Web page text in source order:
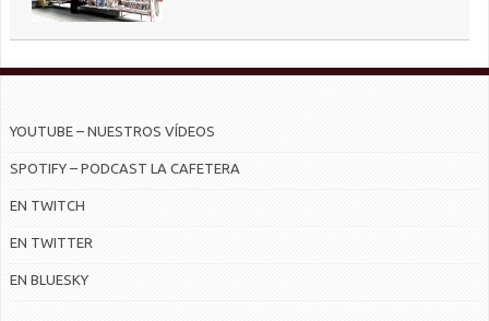
YOUTUBE – NUESTROS VÍDEOS
SPOTIFY – PODCAST LA CAFETERA
EN TWITCH
EN TWITTER
EN BLUESKY